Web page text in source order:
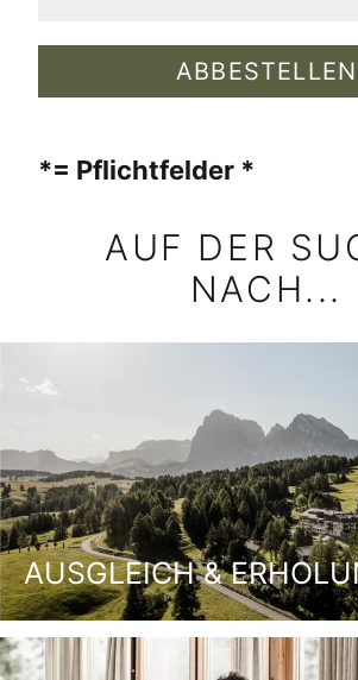
*= Pflichtfelder
AUF DER
NACH...
AUSGLEICH &